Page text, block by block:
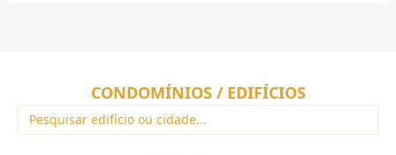
CONDOMÍNIOS / EDIFÍCIOS